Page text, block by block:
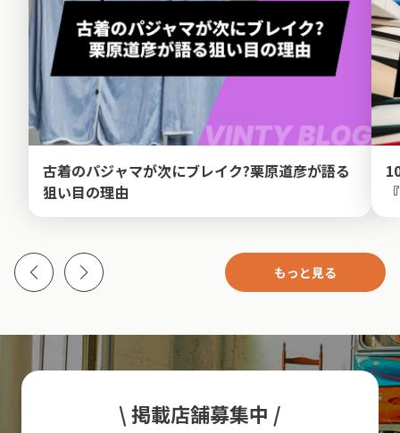
古着のパジャマが次にブレイク?栗原道彦が語る
狙い目の理由
もっと見る
\ 掲載店舗募集中 /